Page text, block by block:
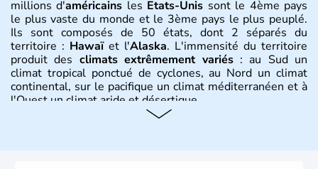
millions d'américains les Etats-Unis sont le 4ème pays
le plus vaste du monde et le 3ème pays le plus peuplé.
Ils sont composés de 50 états, dont 2 séparés du
territoire : Hawaïet l'Alaska. L'immensité du territoire
produit des climats extrêmement variés: au Sud un
climat tropical ponctué de cyclones, au Nord un climat
continental, sur le pacifique un climat méditerranéen et à
l'Ouest un climat aride et désertique.